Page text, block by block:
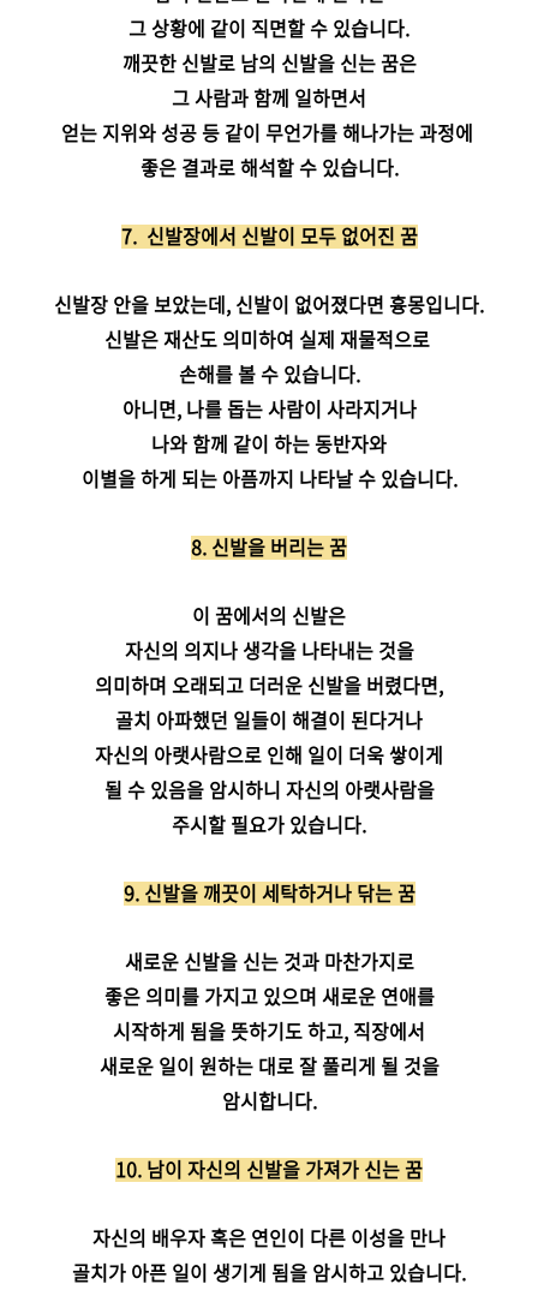
그 상황에 같이 직면할 수 있습니다.
깨끗한 신발로 남의 신발을 신는 꿈은
그 사람과 함께 일하면서
얻는 지위와 성공 등 같이 무언가를 해나가는 과정에
좋은 결과로 해석할 수 있습니다.
7. 신발장에서 신발이 모두 없어진 꿈
신발장 안을 보았는데, 신발이 없어졌다면 흉몽입니다.
신발은 재산도 의미하여 실제 재물적으로
손해를 볼 수 있습니다.
아니면, 나를 돕는 사람이 사라지거나
나와 함께 같이 하는 동반자와
이별을 하게 되는 아픔까지 나타날 수 있습니다.
8. 신발을 버리는 꿈
이 꿈에서의 신발은
자신의 의지나 생각을 나타내는 것을
의미하며 오래되고 더러운 신발을 버렸다면,
골치 아파했던 일들이 해결이 된다거나
자신의 아랫사람으로 인해 일이 더욱 쌓이게
될 수 있음을 암시하니 자신의 아랫사람을
주시할 필요가 있습니다.
9. 신발을 깨끗이 세탁하거나 닦는 꿈
새로운 신발을 신는 것과 마찬가지로
좋은 의미를 가지고 있으며 새로운 연애를
시작하게 됨을 뜻하기도 하고, 직장에서
새로운 일이 원하는 대로 잘 풀리게 될 것을
암시합니다.
10. 남이 자신의 신발을 가져가 신는 꿈
자신의 배우자 혹은 연인이 다른 이성을 만나
골치가 아픈 일이 생기게 됨을 암시하고 있습니다.